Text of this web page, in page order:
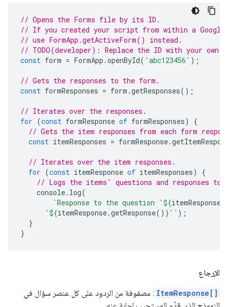
// Opens the Forms file by its ID.
// If you created your script from within a Google
// use FormApp.getActiveForm() instead.
// TODO(developer): Replace the ID with your own.
const form = FormApp .openById( 'abc123456' );
// Gets the responses to the form.
const formResponses = form .getResponses();
// Iterates over the responses.
for (const formResponse of formResponses)
{
// Gets the item responses from each form
const itemResponses = formResponse.
// Iterates over the item responses.
for (const itemResponse of itemResponses)
{
// Logs the items' questions and responses to
console. log(
`Response to the question ' ${itemResponse
      '
${itemResponse.getResponse() } '` );
}
}
الإرجاع
ItemResponse[] : مصفوفة من الردود على كل عنصر سؤال في